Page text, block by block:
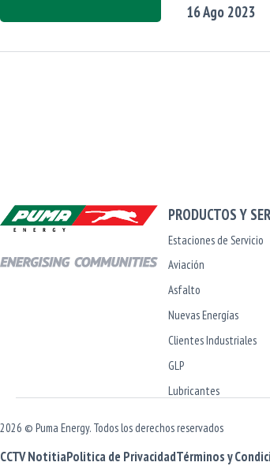
16Ago 2023
PRODUCTOS Y
Estaciones de Servicio
Aviación
Asfalto
Nuevas Energías
Clientes Industriales
GLP
Lubricantes
2026 © Puma Energy. Todos los derechos reservados
CCTV NotitiaPolitica de PrivacidadTérminos y